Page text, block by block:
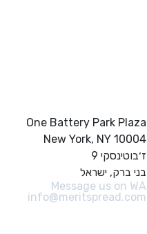
One Battery Park Plaza
New York, NY 10004
ז׳בוטינסקי 9
בני ברק, ישראל
Message us on WA
info@meritspread.com